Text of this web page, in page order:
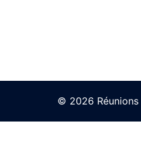
© 2026 Réunions